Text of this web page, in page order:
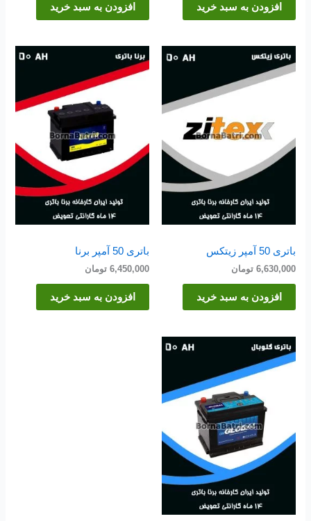
افزودن به سبد خرید افزودن به سبد خرید
باتری 50 آمپر زیتکس
6,630,000 تومان
افزودن به سبد خرید
باتری 50 آمپر برنا
6,450,000 تومان
افزودن به سبد خرید